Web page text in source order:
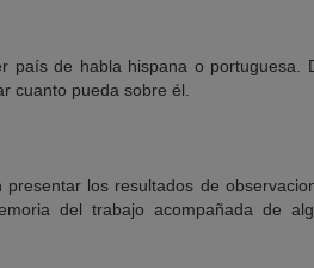
país de habla hispana o portuguesa.
cuanto pueda sobre él.
los resultados de
del trabajo acompañada de